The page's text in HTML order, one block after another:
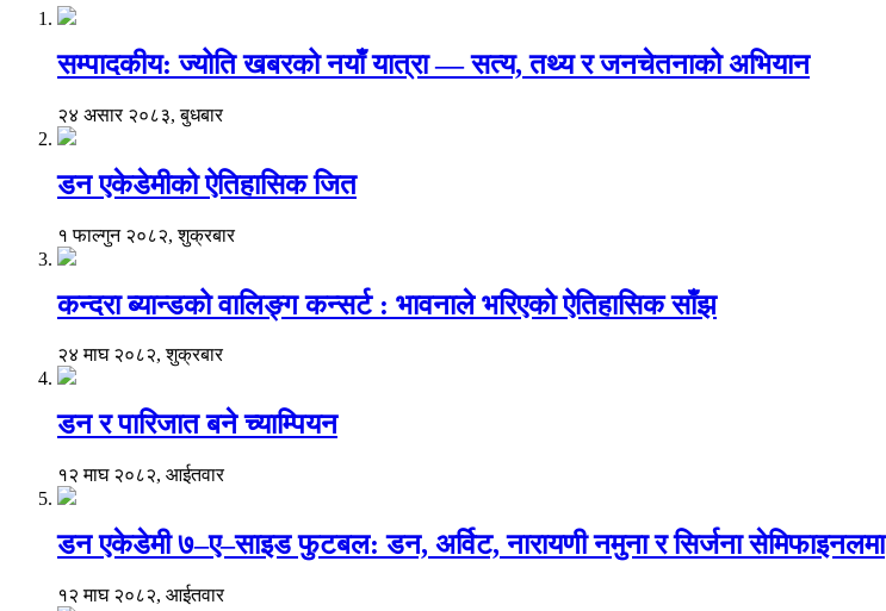
सम्पादकीय: ज्योति खबरको नयाँ यात्रा — सत्य, तथ्य र जनचेतनाको अभियान
२४ असार २०८३, बुधबार
डन एकेडेमीको ऐतिहासिक जित
१ फाल्गुन २०८२, शुक्रबार
कन्दरा ब्यान्डको वालिङ्ग कन्सर्ट : भावनाले भरिएको ऐतिहासिक साँझ
२४ माघ २०८२, शुक्रबार
डन र पारिजात बने च्याम्पियन
१२ माघ २०८२, आईतवार
डन एकेडेमी ७–ए–साइड फुटबल: डन, अर्विट, नारायणी नमुना र सिर्जना सेमिफाइनलमा
१२ माघ २०८२, आईतवार